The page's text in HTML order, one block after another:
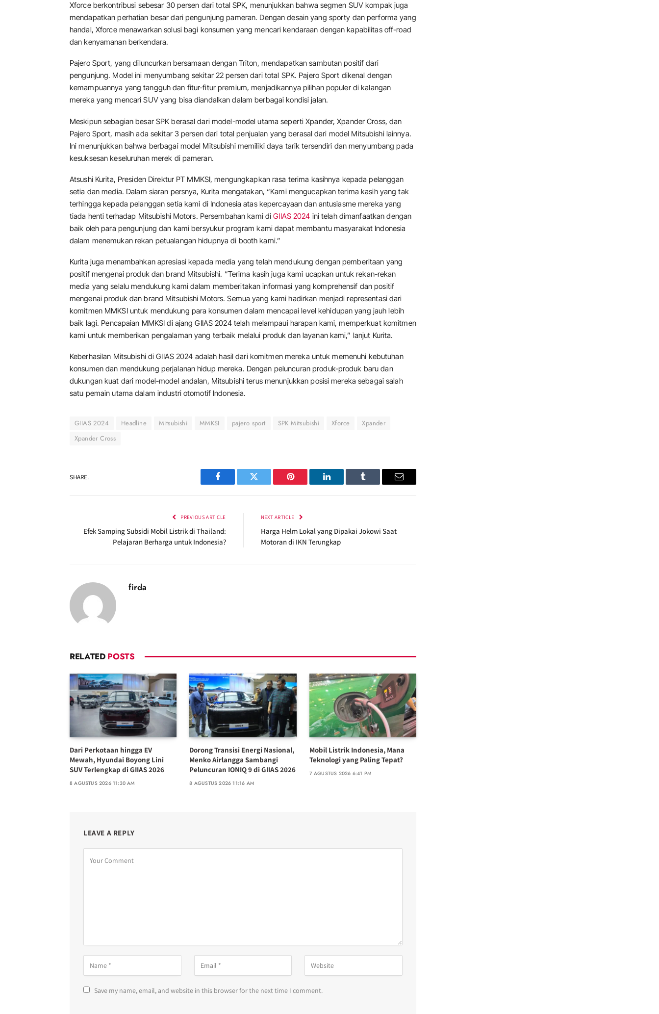
Xforce berkontribusi sebesar 30 persen dari total SPK, menunjukkan bahwa segmen SUV kompak juga
mendapatkan perhatian besar dari pengunjung pameran. Dengan desain yang sporty dan performa yang
handal, Xforce menawarkan solusi bagi konsumen yang mencari kendaraan dengan kapabilitas off-road
dan kenyamanan berkendara.
Pajero Sport, yang diluncurkan bersamaan dengan Triton, mendapatkan sambutan positif dari
pengunjung. Model ini menyumbang sekitar 22 persen dari total SPK. Pajero Sport dikenal dengan
kemampuannya yang tangguh dan fitur-fitur premium, menjadikannya pilihan populer di kalangan
mereka yang mencari SUV yang bisa diandalkan dalam berbagai kondisi jalan.
Meskipun sebagian besar SPK berasal dari model-model utama seperti Xpander, Xpander Cross, dan
Pajero Sport, masih ada sekitar 3 persen dari total penjualan yang berasal dari model Mitsubishi lainnya.
Ini menunjukkan bahwa berbagai model Mitsubishi memiliki daya tarik tersendiri dan menyumbang pada
kesuksesan keseluruhan merek di pameran.
Atsushi Kurita, Presiden Direktur PT MMKSI, mengungkapkan rasa terima kasihnya kepada pelanggan
setia dan media. Dalam siaran persnya, Kurita mengatakan, “Kami mengucapkan terima kasih yang tak
terhingga kepada pelanggan setia kami di Indonesia atas kepercayaan dan antusiasme mereka yang
tiada henti terhadap Mitsubishi Motors. Persembahan kami diGIIAS 2024 ini telah dimanfaatkan dengan
baik oleh para pengunjung dan kami bersyukur program kami dapat membantu masyarakat Indonesia
dalam menemukan rekan petualangan hidupnya di booth kami.”
Kurita juga menambahkan apresiasi kepada media yang telah mendukung dengan pemberitaan yang
positif mengenai produk dan brand Mitsubishi. “Terima kasih juga kami ucapkan untuk rekan-rekan
media yang selalu mendukung kami dalam memberitakan informasi yang komprehensif dan positif
mengenai produk dan brand Mitsubishi Motors. Semua yang kami hadirkan menjadi representasi dari
komitmen MMKSI untuk mendukung para konsumen dalam mencapai level kehidupan yang jauh lebih
baik lagi. Pencapaian MMKSI di ajang GIIAS 2024 telah melampaui harapan kami, memperkuat komitmen
kami untuk memberikan pengalaman yang terbaik melalui produk dan layanan kami,” lanjut Kurita.
Keberhasilan Mitsubishi di GIIAS 2024 adalah hasil dari komitmen mereka untuk memenuhi kebutuhan
konsumen dan mendukung perjalanan hidup mereka. Dengan peluncuran produk-produk baru dan
dukungan kuat dari model-model andalan, Mitsubishi terus menunjukkan posisi mereka sebagai salah
satu pemain utama dalam industri otomotif Indonesia.
GIIAS 2024 Headline Mitsubishi MMKSI pajero sport SPK Mitsubishi Xforce
Xpander
Xpander Cross
SHARE.
Facebook Twitter Pinterest LinkedIn Tumblr Email
PREVIOUS ARTICLE
Efek Samping Subsidi Mobil Listrik di Thailand:
Pelajaran Berharga untuk Indonesia?
NEXT ARTICLE
Harga Helm Lokal yang Dipakai Jokowi Saat
Motoran di IKN Terungkap
firda
RELATED POSTS
Dari Perkotaan hingga EV
Mewah, Hyundai Boyong Lini
SUV Terlengkap di GIIAS 2026
8 AGUSTUS 2026 11:30 AM
Dorong Transisi Energi Nasional,
Menko Airlangga Sambangi
Peluncuran IONIQ 9 di GIIAS 2026
8 AGUSTUS 2026 11:16 AM
Mobil Listrik Indonesia, Mana
Teknologi yang Paling Tepat?
7 AGUSTUS 2026 6:41 PM
LEAVE A REPLY
Save my name, email, and website in this browser for the next time I comment.